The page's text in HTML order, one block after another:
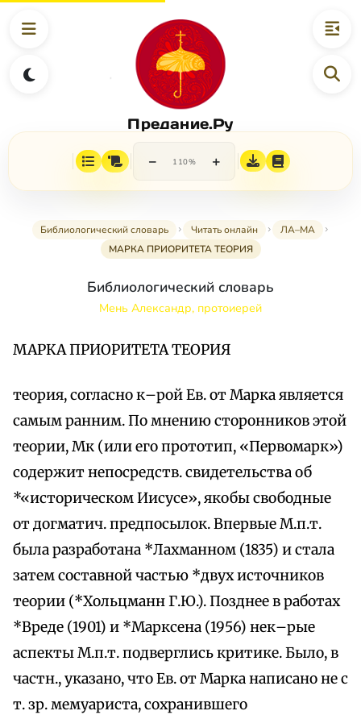
Предание.Ру
− 110% +
Библиологический словарь Читать онлайн
ЛА–МА
МАРКА ПРИОРИТЕТА ТЕОРИЯ
Библиологический словарь
Мень Александр, протоиерей
МАРКА ПРИОРИТЕТА ТЕОРИЯ
теория, согласно к–рой Ев. от Марка является
самым ранним. По мнению сторонников этой
теории, Мк (или его прототип, «Первомарк»)
содержит непосредств. свидетельства об
*«историческом Иисусе», якобы свободные
от догматич. предпосылок. Впервые М.п.т.
была разработана *Лахманном (1835) и стала
затем составной частью *двух источников
теории (*Хольцманн Г.Ю.). Позднее в работах
*Вреде (1901) и *Марксена (1956) нек–рые
аспекты М.п.т. подверглись критике. Было, в
частн., указано, что Ев. от Марка написано не с
т. зр. мемуариста, сохранившего